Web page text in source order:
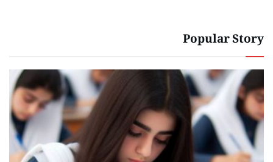
Popular Story